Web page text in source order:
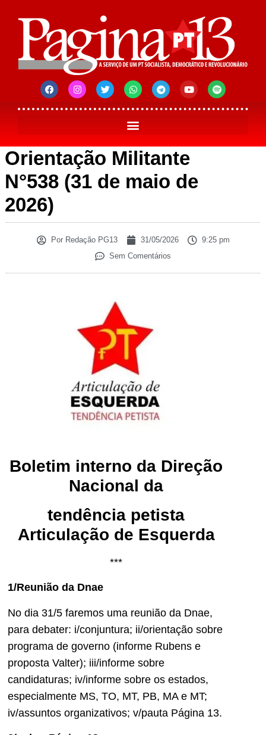
Orientação Militante
N°538 (31 de maio de
2026)
PorRedação PG13 31/05/2026
9:25 pm
Sem Comentários
Boletim interno da Direção
Nacional da
tendência petista
Articulação de Esquerda
***
1/Reunião da Dnae
No dia 31/5 faremos uma reunião da Dnae,
para debater: i/conjuntura; ii/orientação sobre
programa de governo (informe Rubens e
proposta Valter); iii/informe sobre
candidaturas; iv/informe sobre os estados,
especialmente MS, TO, MT, PB, MA e MT;
iv/assuntos organizativos; v/pauta Página 13.